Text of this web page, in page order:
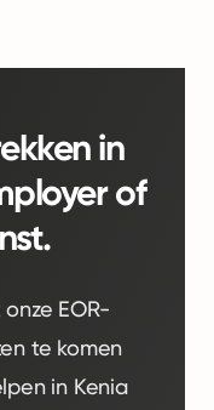
in
of
EOR-
te komen
in Kenia